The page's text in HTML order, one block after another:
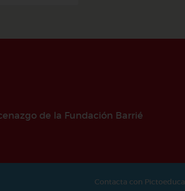
de la Fundación Barrié
Contacta con Pictoeduca